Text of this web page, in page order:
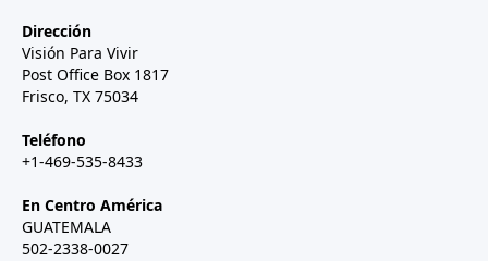
Dirección
Visión Para Vivir
Post Office Box 1817
Frisco, TX 75034
Teléfono
+1-469-535-8433
En Centro América
GUATEMALA
502-2338-0027